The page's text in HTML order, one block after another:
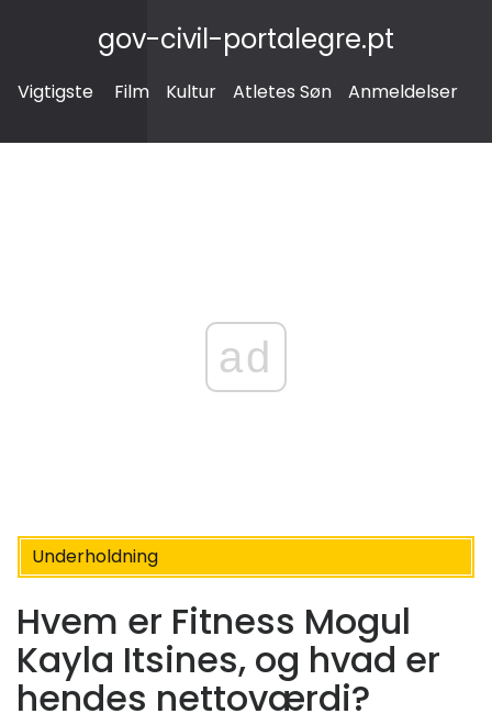
gov-civil-portalegre.pt
Vigtigste Film Kultur Atletes Søn Anmeldelser
ad
Underholdning
Hvem er Fitness Mogul
Kayla Itsines, og hvad er
hendes nettoværdi?